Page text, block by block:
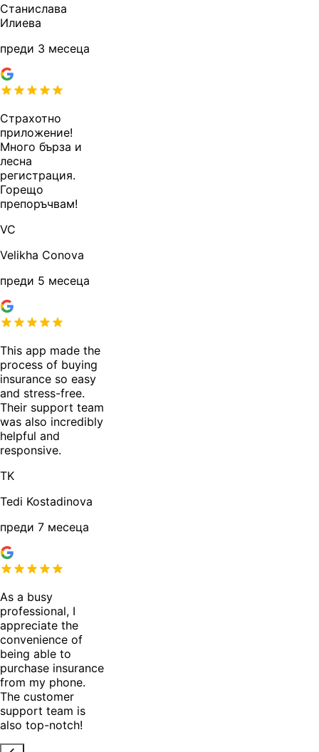
Станислава
Илиева
преди 3 месеца
Страхотно
приложение!
Много бърза и
лесна
регистрация.
Горещо
препоръчвам!
VC
Velikha Conova
преди 5 месеца
This app made the
process of buying
insurance so easy
and stress-free.
Their support team
was also incredibly
helpful and
responsive.
TK
Tedi Kostadinova
преди 7 месеца
As a busy
professional, I
appreciate the
convenience of
being able to
purchase insurance
from my phone.
The customer
support team is
also top-notch!